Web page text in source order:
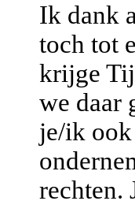
Ik dank
toch tot
krijge
we daar
je/ik ook
rechten.